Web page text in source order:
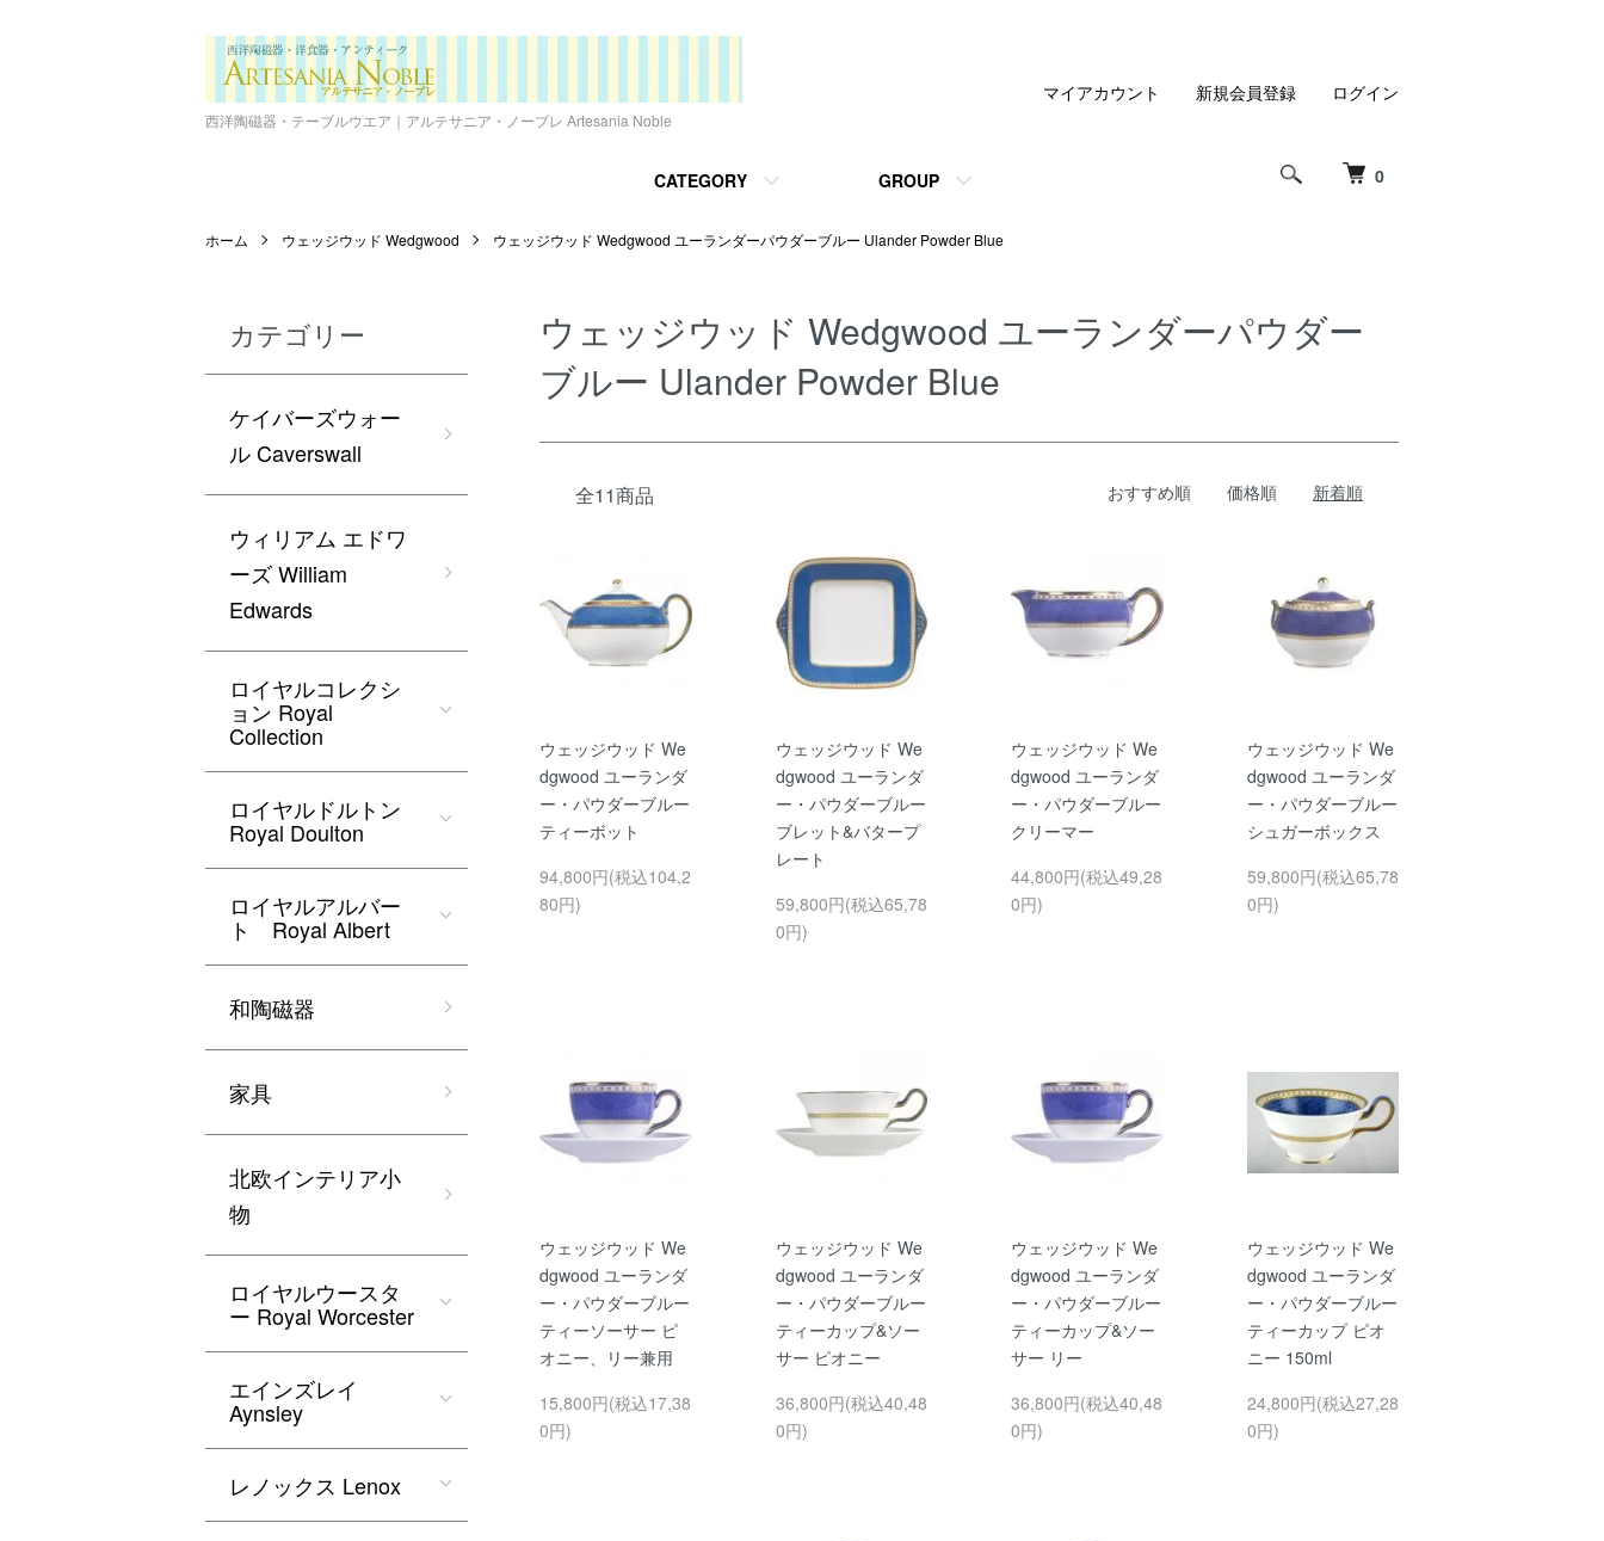
西洋陶磁器・テーブルウエア｜アルテサニア・ノーブレ Artesania Noble
0
CATEGORY GROUP
マイアカウント 新規会員登録 ログイン
ホーム ウェッジウッド Wedgwood ウェッジウッド Wedgwood ユーランダーパウダーブルー Ulander Powder Blue
ウェッジウッド Wedgwood ユーランダーパウダー
ブルー Ulander Powder Blue
全11商品 おすすめ順 価格順 新着順
ウェッジウッド We
dgwood ユーランダ
ー・パウダーブルー
ティーボット
94,800円(税込104,2
80円)
ウェッジウッド We
dgwood ユーランダ
ー・パウダーブルー
ブレット&バタープ
レート
59,800円(税込65,78
0円)
ウェッジウッド We
dgwood ユーランダ
ー・パウダーブルー
クリーマー
44,800円(税込49,28
0円)
ウェッジウッド We
dgwood ユーランダ
ー・パウダーブルー
シュガーボックス
59,800円(税込65,78
0円)
ウェッジウッド We
dgwood ユーランダ
ー・パウダーブルー
ティーソーサー ピ
オニー、リー兼用
15,800円(税込17,38
0円)
ウェッジウッド We
dgwood ユーランダ
ー・パウダーブルー
ティーカップ&ソー
サー ピオニー
36,800円(税込40,48
0円)
ウェッジウッド We
dgwood ユーランダ
ー・パウダーブルー
ティーカップ&ソー
サー リー
36,800円(税込40,48
0円)
ウェッジウッド We
dgwood ユーランダ
ー・パウダーブルー
ティーカップ ピオ
ニー 150ml
24,800円(税込27,28
0円)
カテゴリー
ケイバーズウォー
ル Caverswall
ウィリアム エドワ
ーズ William
Edwards
ロイヤルコレクシ
ョン Royal
Collection
ロイヤルドルトン
Royal Doulton
ロイヤルアルバー
ト Royal Albert
和陶磁器
家具
北欧インテリア小
物
ロイヤルウースタ
ー Royal Worcester
エインズレイ
Aynsley
レノックス Lenox